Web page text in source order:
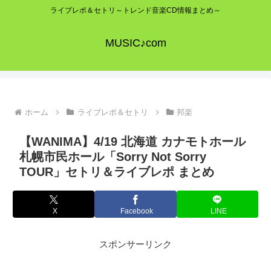
ライブレポ＆セトリ～トレンド音楽CD情報まとめ～
MUSIC♪com
ホーム ライブレポ＆セトリ 邦楽
【WANIMA】4/19 北海道 カナモトホール
札幌市民ホール「Sorry Not Sorry
TOUR」セトリ＆ライブレポ まとめ
X Facebook LINE
スポンサーリンク